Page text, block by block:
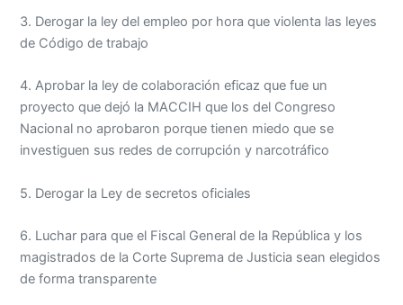
3. Derogar la ley del empleo por hora que violenta las leyes
de Código de trabajo
4. Aprobar la ley de colaboración eficaz que fue un
proyecto que dejó la MACCIH que los del Congreso
Nacional no aprobaron porque tienen miedo que se
investiguen sus redes de corrupción y narcotráfico
5. Derogar la Ley de secretos oficiales
6. Luchar para que el Fiscal General de la República y los
magistrados de la Corte Suprema de Justicia sean elegidos
de forma transparente